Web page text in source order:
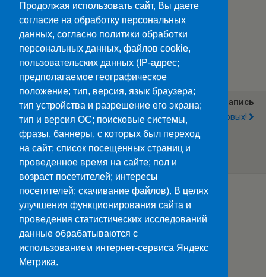
Категории:Новости
Предыдущая Запись
Окончание Учебного
Года — Это Время Зачётов,
Экзаменов, А Также Время
Подводить Итоги И
Следующая Запись
Поздравляем Первых!
Наверх
Мобильн.
Продолжая использовать сайт, Вы даете
согласие на обработку персональных
данных, согласно политики обработки
персональных данных, файлов cookie,
пользовательских данных (IP-адрес;
предполагаемое географическое
положение; тип, версия, язык браузера;
тип устройства и разрешение его экрана;
тип и версия ОС; поисковые системы,
фразы, баннеры, с которых был переход
на сайт; список посещенных страниц и
проведенное время на сайте; пол и
возраст посетителей; интересы
посетителей; скачивание файлов). В целях
улучшения функционирования сайта и
проведения статистических исследований
данные обрабатываются с
использованием интернет-сервиса Яндекс
Метрика.